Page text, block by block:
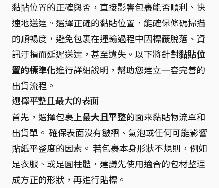
黏貼位置的正確與否，直接影響包裹能否順利、快
速地送達。選擇正確的黏貼位置，能確保條碼掃描
的順暢度，避免包裹在運輸過程中因標籤脫落、資
訊汙損而延遲送達，甚至遺失。以下將針對黏貼位
置的標準化進行詳細說明，幫助您建立一套完善的
出貨流程。
選擇平整且最大的表面
首先，選擇包裹上最大且平整的面來黏貼物流單和
出貨單。 確保表面沒有皺褶、氣泡或任何可能影響
貼紙平整度的因素。 若包裹本身形狀不規則，例如
是衣服、或是圓柱體，建議先使用適合的包材整理
成方正的形狀，再進行貼標。